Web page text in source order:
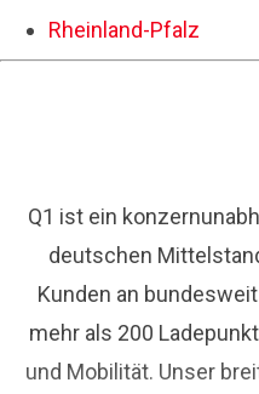
Rheinland-Pfalz
Q1 ist ein
deutschen
Kunden an
mehr als 200
und Mobilität. Unser